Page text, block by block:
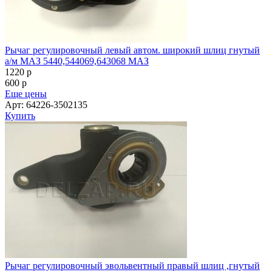
Рычаг регулировочный левый автом. широкий шлиц гнутый
а/м МАЗ 5440,544069,643068 МАЗ
1220 p
600 p
Еще цены
Арт: 64226-3502135
Купить
Рычаг регулировочный эвольвентный правый шлиц ,гнутый